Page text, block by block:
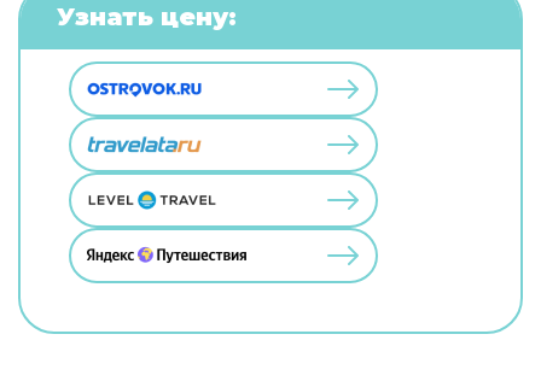
Узнать цену: